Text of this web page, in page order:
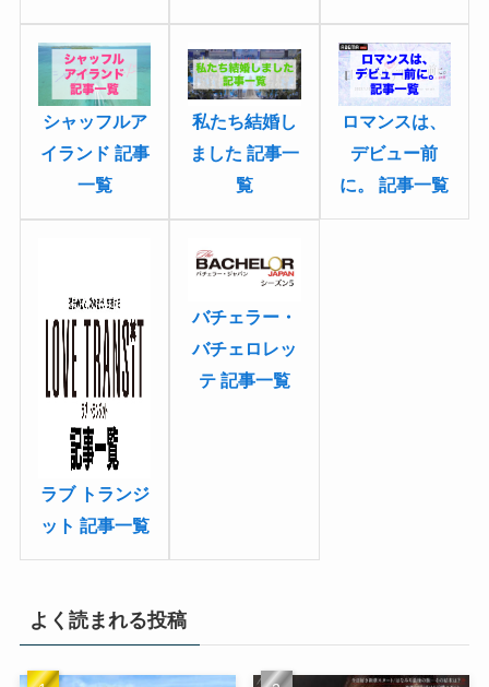
シャッフルア
イランド 記事
一覧
私たち結婚し
ました 記事一
覧
ロマンスは、
デビュー前
に。 記事一覧
ラブ トランジ
ット 記事一覧
バチェラー・
バチェロレッ
テ 記事一覧
よく読まれる投稿